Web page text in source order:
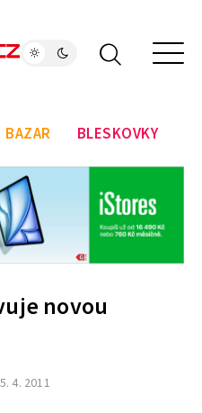
BAZAR BLESKOVKY
novou
4. 2011